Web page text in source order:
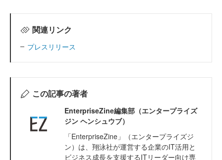
関連リンク
プレスリリース
この記事の著者
EnterpriseZine編集部（エンタープライズ
ジン ヘンシュウブ）
「EnterpriseZine」（エンタープライズジ
ン）は、翔泳社が運営する企業のIT活用と
ビジネス成長を支援するITリーダー向け専